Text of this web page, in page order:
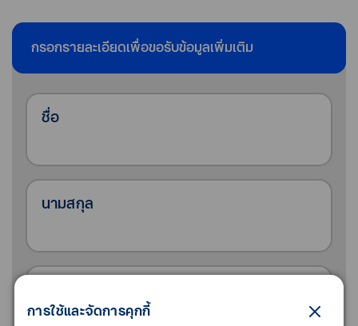
กรอกรายละเอียดเพื่อขอรับข้อมูลเพิ่มเติม
ชื่อ
นามสกุล
การใช้และจัดการคุกกี้